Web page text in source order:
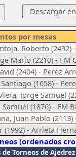
por mesas
Roberto (2492)
Mario (2210) - FM
(2404) - Perez
(1658) -
Jorge Samuel
(1876) - FM
Juan Pablo
(1992) - Arrieta
(ordenados
Torneos de Ajedrez